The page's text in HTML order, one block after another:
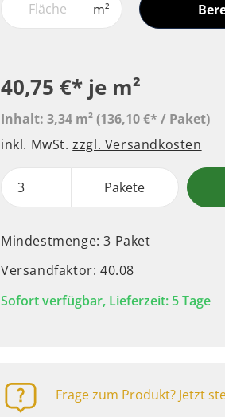
m²
40,75 €* je m²
Inhalt: 3,34 m²(136,10 €* / Paket)
inkl. MwSt.zzgl. Versandkosten
Pakete
Mindestmenge: 3 Paket
Versandfaktor: 40.08
Sofort verfügbar, Lieferzeit: 5 Tage
Frage zum Produkt? Jetzt